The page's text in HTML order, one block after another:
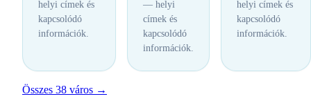
helyi címek és
kapcsolódó
információk.
— helyi
címek és
kapcsolódó
információk.
helyi címek és
kapcsolódó
információk.
Összes 38 város →